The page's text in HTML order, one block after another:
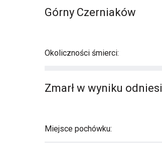
Górny Czerniaków
Okoliczności śmierci:
Zmarł w wyniku
Miejsce pochówku: